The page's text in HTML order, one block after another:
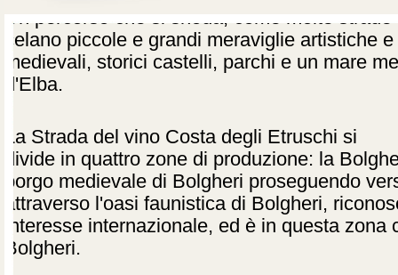
Un percorso che si snoda, come molte
celano piccole e grandi meraviglie artistiche
medievali, storici castelli, parchi e un mare
d'Elba.
La Strada del vino Costa degli Etruschi si
divide in quattro zone di produzione: la
borgo medievale di Bolgheri proseguendo
attraverso l'oasi faunistica di Bolgheri,
interesse internazionale, ed è in questa
Bolgheri.